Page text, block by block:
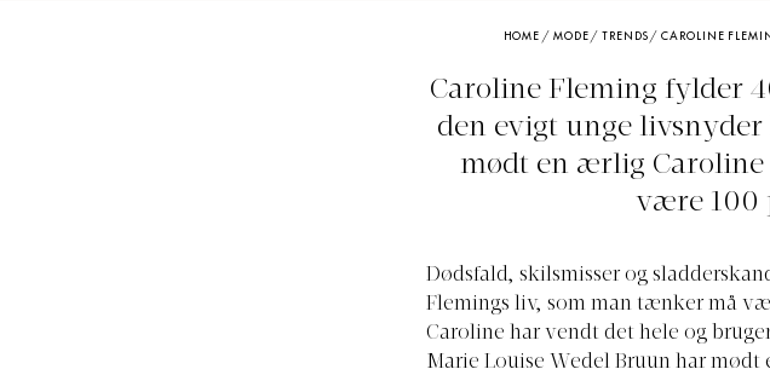
HOME / MODE / TRENDS /CAROLINE
Caroline Fleming fylder
den evigt unge
mødt en ærlig Caroline
være 100
Dødsfald, skilsmisser og
Flemings liv, som man tænker må
Caroline har vendt det hele og
Marie Louise Wedel Bruun har